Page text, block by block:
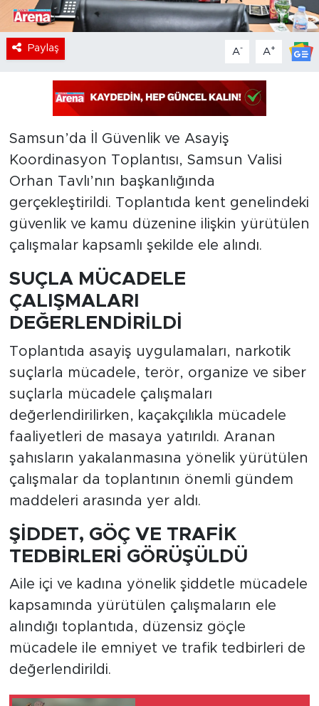
Paylaş A- A+
Samsun’da İl Güvenlik ve Asayiş
Koordinasyon Toplantısı, Samsun Valisi
Orhan Tavlı’nın başkanlığında
gerçekleştirildi. Toplantıda kent genelindeki
güvenlik ve kamu düzenine ilişkin yürütülen
çalışmalar kapsamlı şekilde ele alındı.
SUÇLA MÜCADELE
ÇALIŞMALARI
DEĞERLENDİRİLDİ
Toplantıda asayiş uygulamaları, narkotik
suçlarla mücadele, terör, organize ve siber
suçlarla mücadele çalışmaları
değerlendirilirken, kaçakçılıkla mücadele
faaliyetleri de masaya yatırıldı. Aranan
şahısların yakalanmasına yönelik yürütülen
çalışmalar da toplantının önemli gündem
maddeleri arasında yer aldı.
ŞİDDET, GÖÇ VE TRAFİK
TEDBİRLERİ GÖRÜŞÜLDÜ
Aile içi ve kadına yönelik şiddetle mücadele
kapsamında yürütülen çalışmaların ele
alındığı toplantıda, düzensiz göçle
mücadele ile emniyet ve trafik tedbirleri de
değerlendirildi.